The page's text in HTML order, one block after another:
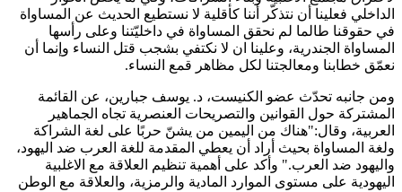
الداخلي فعلينا أن نتذكّر أننا كأقلية لا نستطيع الحديث عن المساواة
في حقوقنا طالما لم نحقق المساواة في داخليّتنا وعلى رأسها
المساواة الجندرية، وعلينا ان لا نكتفي بشجب قتل النساء وإنما أن
نعمّق خطابنا ومعالجتنا لكل مظاهر قمع النساء.
ومن جانبه تحدّث عضو الكنيست، د. يوسف جبارين، عن القائمة
المشتركة حول القوانين والتصريحات العنصرية تجاه الجماهير
العربية، وقال:"هناك من اليمين من يشنّ حربًا على لغة الشراكة
ولغة المساواة بحيث أراد أن يعطي المقدمة للغة العرب ضد اليهود،
واليهود ضد العرب". وأكد على أهمية تنظيم العلاقة مع الاغلبية
اليهودية على مستوى الموارد المادية والرمزية، والعلاقة مع الوطن